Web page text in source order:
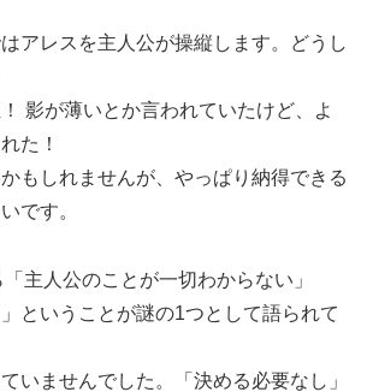
アレスを主人公が操縦します。どうし
影が薄いとか言われていたけど、よ
た！
もしれませんが、やっぱり納得できる
です。
主人公のことが一切わからない」
」ということが謎の1つとして語られて
いませんでした。「決める必要なし」